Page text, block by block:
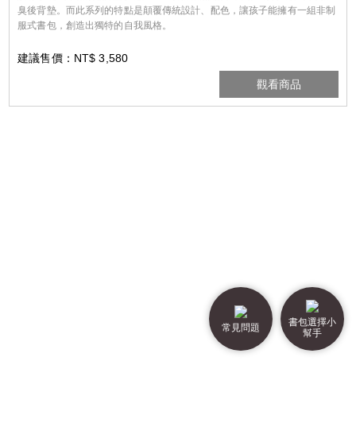
常見問題
書包選擇小
幫手
臭後背墊。而此系列的特點是顛覆傳統設計、配色，讓孩子能擁有一組非制
服式書包，創造出獨特的自我風格。
建議售價：NT$ 3,580
觀看商品